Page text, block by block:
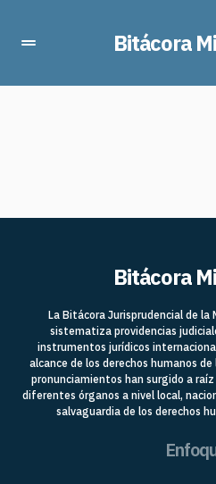
Bitácora
Bitácora
La Bitácora Jurisprudencial de la
sistematiza providencias
instrumentos jurídicos
alcance de los derechos humanos
pronunciamientos han surgido a
diferentes órganos a nivel local,
salvaguardia de los derechos